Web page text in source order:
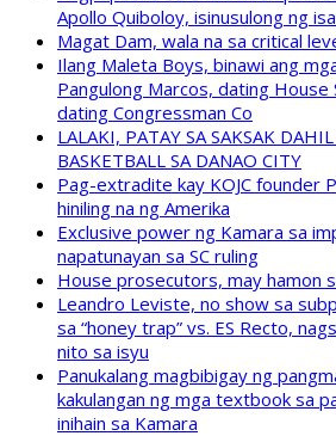
Apollo Quiboloy, isinusulong ng
Magat Dam, wala na sa critical
Ilang Maleta Boys, binawi ang
Pangulong Marcos, dating
dating Congressman Co
LALAKI, PATAY SA SAKSAK
BASKETBALL SA DANAO CITY
Pag-extradite kay KOJC founder
hiniling na ng Amerika
Exclusive power ng Kamara sa
napatunayan sa SC ruling
House prosecutors, may hamon
Leandro Leviste, no show sa
sa “honey trap” vs. ES Recto,
nito sa isyu
Panukalang magbibigay ng
kakulangan ng mga textbook sa
inihain sa Kamara